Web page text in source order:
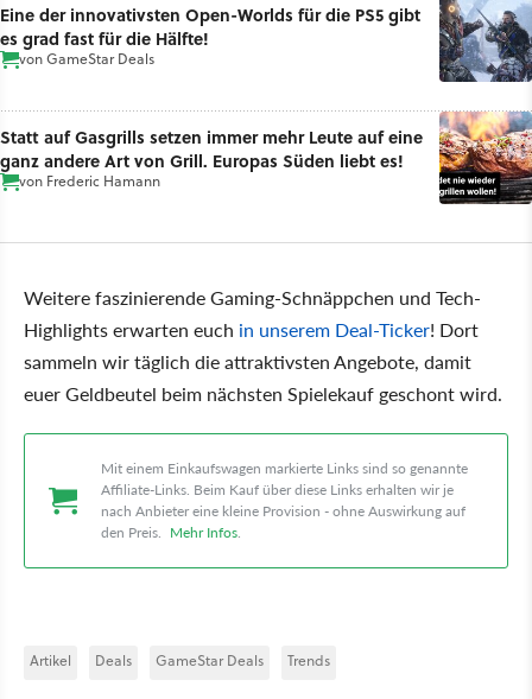
Eine der innovativsten Open-Worlds für die PS5 gibt
es grad fast für die Hälfte!
vonGameStar Deals
Statt auf Gasgrills setzen immer mehr Leute auf eine
ganz andere Art von Grill. Europas Süden liebt es!
von Frederic Hamann
Weitere faszinierende Gaming-Schnäppchen und Tech-
Highlights erwarten euch in unserem Deal-Ticker! Dort
sammeln wir täglich die attraktivsten Angebote, damit
euer Geldbeutel beim nächsten Spielekauf geschont wird.
Mit einem Einkaufswagen markierte Links sind so genannte
Affiliate-Links. Beim Kauf über diese Links erhalten wir je
nach Anbieter eine kleine Provision - ohne Auswirkung auf
den Preis. Mehr Infos.
Artikel Deals GameStar Deals Trends